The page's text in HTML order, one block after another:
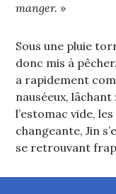
manger. »
Sous une pluie
donc mis à
a rapidement
nauséeux,
l’estomac vide,
changeante, Jin
se retrouvant